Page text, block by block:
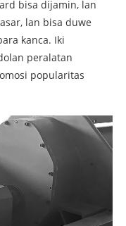
bisa dijamin, lan
lan bisa duwe
kanca. Iki
peralatan
popularitas